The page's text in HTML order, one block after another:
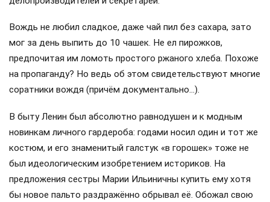
Вождь не любил сладкое, даже чай пил без сахара, зато
мог за день выпить до 10 чашек. Не ел пирожков,
предпочитая им ломоть простого ржаного хлеба. Похоже
на пропаганду? Но ведь об этом свидетельствуют многие
соратники вождя (причём документально…).
В быту Ленин был абсолютно равнодушен и к модным
новинкам личного гардероба: годами носил один и тот же
костюм, и его знаменитый галстук «в горошек» тоже не
был идеологическим изобретением историков. На
предложения сестры Марии Ильиничны купить ему хотя
бы новое пальто раздражённо обрывал её. Обожал свою